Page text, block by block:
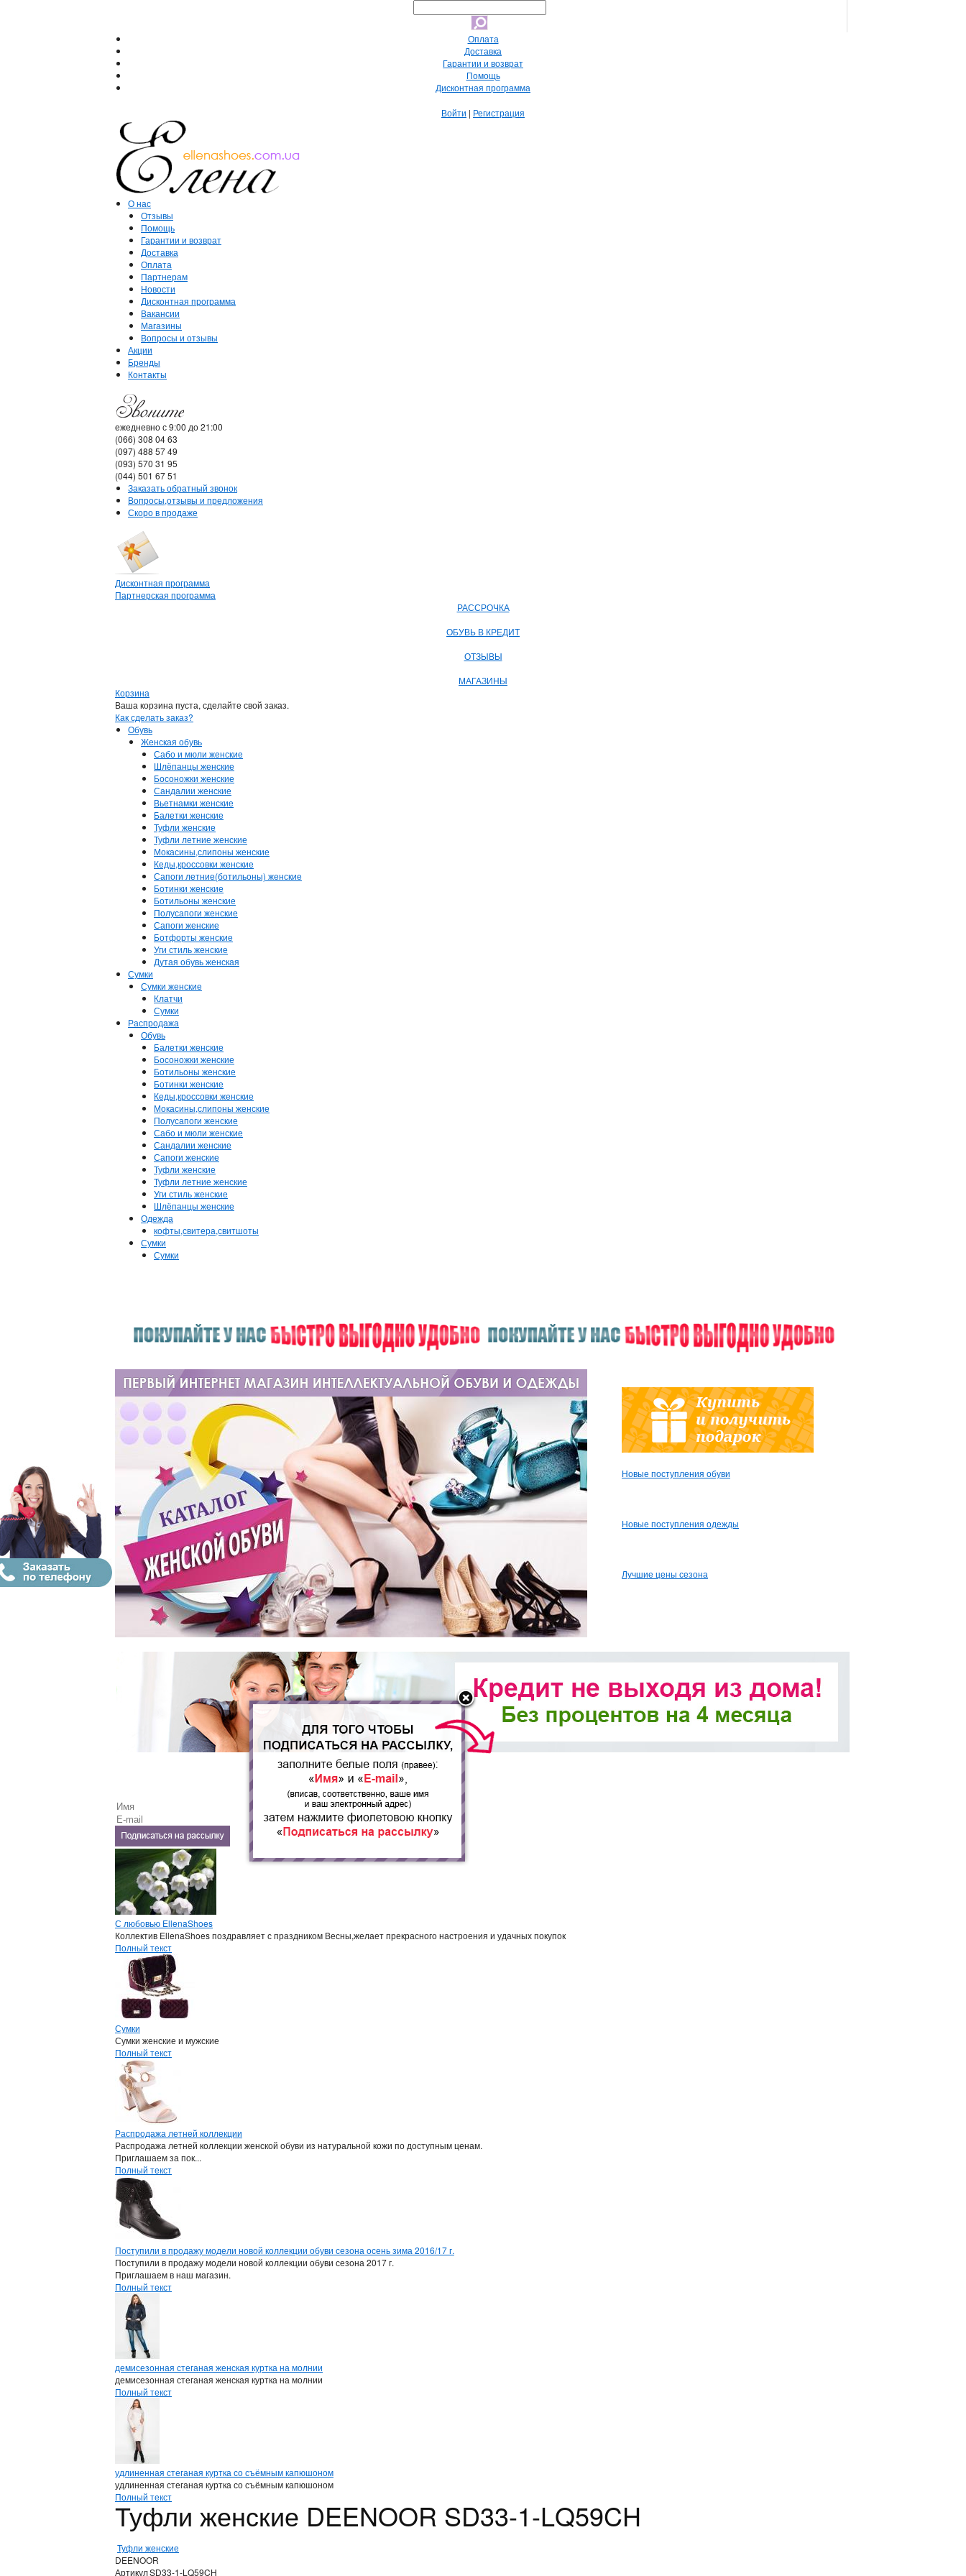
Оплата
Доставка
Гарантии и возврат
Помощь
Дисконтная программа
Войти | Регистрация
О нас
Отзывы
Помощь
Гарантии и возврат
Доставка
Оплата
Партнерам
Новости
Дисконтная программа
Вакансии
Магазины
Вопросы и отзывы
Акции
Бренды
Контакты
ежедневно с 9:00 до 21:00
(066) 308 04 63
(097) 488 57 49
(093) 570 31 95
(044) 501 67 51
Заказать обратный звонок
Вопросы,отзывы и предложения
Скоро в продаже
Дисконтная программа
Партнерская программа
РАССРОЧКА
ОБУВЬ В КРЕДИТ
ОТЗЫВЫ
МАГАЗИНЫ
Корзина
Ваша корзина пуста, сделайте свой заказ.
Как сделать заказ?
Обувь
Женская обувь
Сабо и мюли женские
Шлёпанцы женские
Босоножки женские
Сандалии женские
Вьетнамки женские
Балетки женские
Туфли женские
Туфли летние женские
Мокасины,слипоны женские
Кеды,кроссовки женские
Сапоги летние(ботильоны) женские
Ботинки женские
Ботильоны женские
Полусапоги женские
Сапоги женские
Ботфорты женские
Уги стиль женские
Дутая обувь женская
Сумки
Сумки женские
Клатчи
Сумки
Распродажа
Обувь
Балетки женские
Босоножки женские
Ботильоны женские
Ботинки женские
Кеды,кроссовки женские
Мокасины,слипоны женские
Полусапоги женские
Сабо и мюли женские
Сандалии женские
Сапоги женские
Туфли женские
Туфли летние женские
Уги стиль женские
Шлёпанцы женские
Одежда
кофты,свитера,свитшоты
Сумки
Сумки
Новые поступления обуви
Новые поступления одежды
Лучшие цены сезона
С любовью EllenaShoes
Коллектив EllenaShoes поздравляет с праздником Весны,желает прекрасного настроения и удачных покупок
Полный текст
Сумки
Сумки женские и мужские
Полный текст
Распродажа летней коллекции
Распродажа летней коллекции женской обуви из натуральной кожи по доступным ценам.
Приглашаем за пок...
Полный текст
Поступили в продажу модели новой коллекции обуви сезона осень зима 2016/17 г.
Поступили в продажу модели новой коллекции обуви сезона 2017 г.
Приглашаем в наш магазин.
Полный текст
демисезонная стеганая женская куртка на молнии
демисезонная стеганая женская куртка на молнии
Полный текст
удлиненная стеганая куртка со съёмным капюшоном
удлиненная стеганая куртка со съёмным капюшоном
Полный текст
Туфли женские DEENOOR SD33-1-LQ59CH
Туфли женские
DEENOOR
АртикулSD33-1-LQ59CH